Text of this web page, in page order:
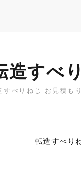
すべ
すべりねじ お見積も
転造すべり